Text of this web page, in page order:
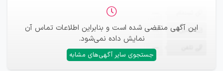
این آگهی منقضی شده است و بنابراین اطلاعات تماس آن
نمایش داده نمی‌شود.
جستجوی سایر آگهی‌های مشابه
ایمیل —
—